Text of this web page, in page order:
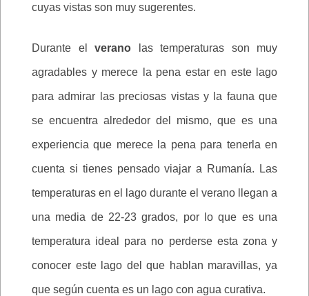
cuyas vistas son muy sugerentes.
Durante el verano las temperaturas son muy
agradables y merece la pena estar en este lago
para admirar las preciosas vistas y la fauna que
se encuentra alrededor del mismo, que es una
experiencia que merece la pena para tenerla en
cuenta si tienes pensado viajar a Rumanía. Las
temperaturas en el lago durante el verano llegan a
una media de 22-23 grados, por lo que es una
temperatura ideal para no perderse esta zona y
conocer este lago del que hablan maravillas, ya
que según cuenta es un lago con agua curativa.